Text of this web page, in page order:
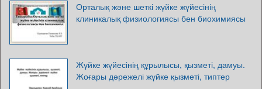
Орталық және шеткі жүйке жүйесінің
клиникалық физиологиясы бен биохимиясы
Жүйке жүйесінің құрылысы, қызметі, дамуы.
Жоғары дәрежелі жүйке қызметі, типтер